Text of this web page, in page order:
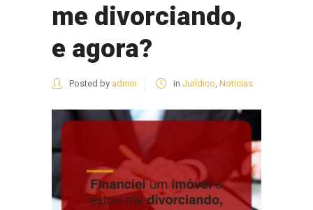
me divorciando,
e agora?
Posted by admin in Jurídico, Notícias